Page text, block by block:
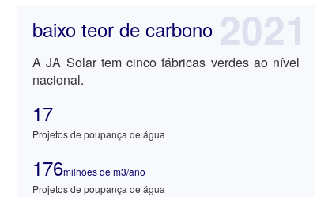
baixo teor de carbono
A JA Solar tem cinco fábricas verdes ao nível
nacional.
17
Projetos de poupança de água
176milhões de m3/ano
Projetos de poupança de água
2021